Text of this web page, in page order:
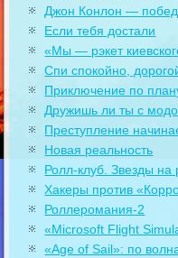
Джон Конлон —
Если тебя достали
«Мы — рэкет
Спи спокойно,
Приключение по
Дружишь ли ты с
Преступление
Новая реальность
Ролл-клуб. Звезды на
Хакеры против
Роллеромания-2
«Microsoft Flight
«Age of Sail»: по